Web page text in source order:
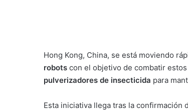
Hong Kong, China, se está moviendo
robots con el objetivo de combatir
pulverizadores de insecticida para
Esta iniciativa llega tras la confirmación